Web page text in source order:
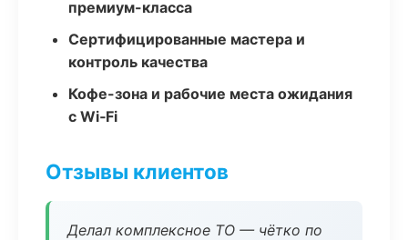
премиум-класса
Сертифицированные мастера и
контроль качества
Кофе-зона и рабочие места ожидания
с Wi‑Fi
Отзывы клиентов
Делал комплексное ТО — чётко по